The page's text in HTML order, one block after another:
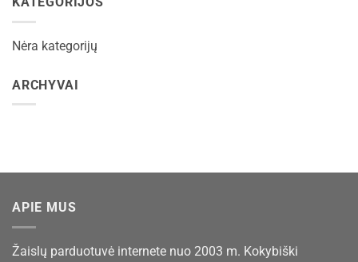
Nėra kategorijų
ARCHYVAI
APIE MUS
Žaislų parduotuvė internete nuo 2003 m. Kokybiški